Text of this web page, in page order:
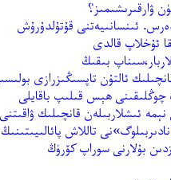
ۋارقىرىشىمىز؟
ئىنسانىيەتنى قۇتۇلدۇرۇش
ئۇخلاپ قالدى
بىقىڭ
ئالتۇن تاپسىڭىزرازى
چوڭلىقىنى ھېس قىلىپ باقايلى
نېمە ئىشلاربىلەن قانچىلىك
بۇلارنى سوراپ كۆرۈڭ